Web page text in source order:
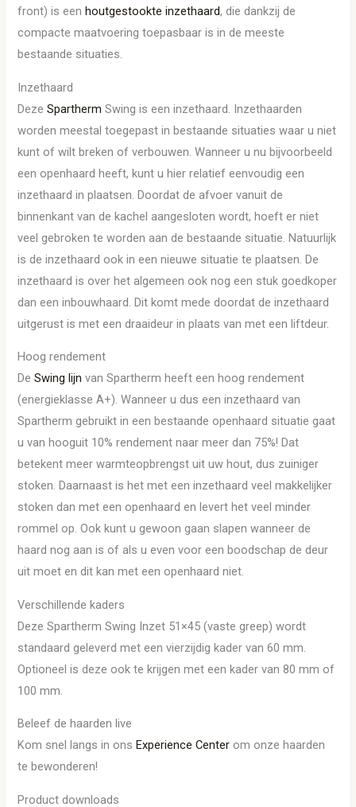
front) is eenhoutgestookte inzethaard, die dankzij de
compacte maatvoering toepasbaar is in de meeste
bestaande situaties.
Inzethaard
DezeSpartherm Swing is een inzethaard. Inzethaarden
worden meestal toegepast in bestaande situaties waar u niet
kunt of wilt breken of verbouwen. Wanneer u nu bijvoorbeeld
een openhaard heeft, kunt u hier relatief eenvoudig een
inzethaard in plaatsen. Doordat de afvoer vanuit de
binnenkant van de kachel aangesloten wordt, hoeft er niet
veel gebroken te worden aan de bestaande situatie. Natuurlijk
is de inzethaard ook in een nieuwe situatie te plaatsen. De
inzethaard is over het algemeen ook nog een stuk goedkoper
dan een inbouwhaard. Dit komt mede doordat de inzethaard
uitgerust is met een draaideur in plaats van met een liftdeur.
Hoog rendement
DeSwing lijn van Spartherm heeft een hoog rendement
(energieklasse A+). Wanneer u dus een inzethaard van
Spartherm gebruikt in een bestaande openhaard situatie gaat
u van hooguit 10% rendement naar meer dan 75%! Dat
betekent meer warmteopbrengst uit uw hout, dus zuiniger
stoken. Daarnaast is het met een inzethaard veel makkelijker
stoken dan met een openhaard en levert het veel minder
rommel op. Ook kunt u gewoon gaan slapen wanneer de
haard nog aan is of als u even voor een boodschap de deur
uit moet en dit kan met een openhaard niet.
Verschillende kaders
Deze Spartherm Swing Inzet 51×45 (vaste greep) wordt
standaard geleverd met een vierzijdig kader van 60 mm.
Optioneel is deze ook te krijgen met een kader van 80 mm of
100 mm.
Beleef de haarden live
Kom snel langs in ons Experience Center om onze haarden
te bewonderen!
Product downloads